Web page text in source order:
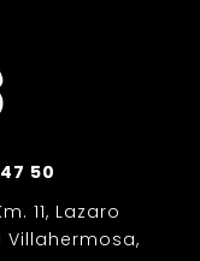
50
11, Lazaro
Villahermosa,